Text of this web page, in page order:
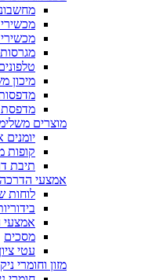
מכשירי
מגרסות
מיכון
מדפסת
מוצרים
יומנים
קופות
תיבת
אמצעי הדרכה
לוחות
אמצעי
מסכים
עטי
מזון וחומרי